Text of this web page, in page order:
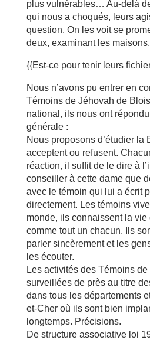
plus vulnérables… Au-delà
qui nous a choqués, leurs
question. On les voit se
deux, examinant les
{{Est-ce pour tenir leurs
Nous n’avons pu entrer en
Témoins de Jéhovah de
national, ils nous ont
générale :
Nous proposons d’étudier la
acceptent ou refusent.
réaction, il suffit de le dire à
conseiller à cette dame que
avec le témoin qui lui a écrit
directement. Les témoins
monde, ils connaissent la
comme tout un chacun. Ils
parler sincèrement et les
les écouter.
Les activités des Témoins
surveillées de près au titre
dans tous les départements
et-Cher où ils sont bien
longtemps. Précisions.
De structure associative loi